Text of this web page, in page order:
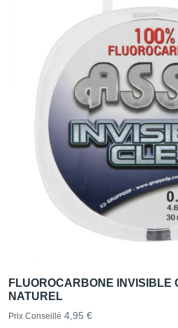
FLUOROCARBONE INVISIBLE
NATUREL
Prix Conseillé 4,95 €